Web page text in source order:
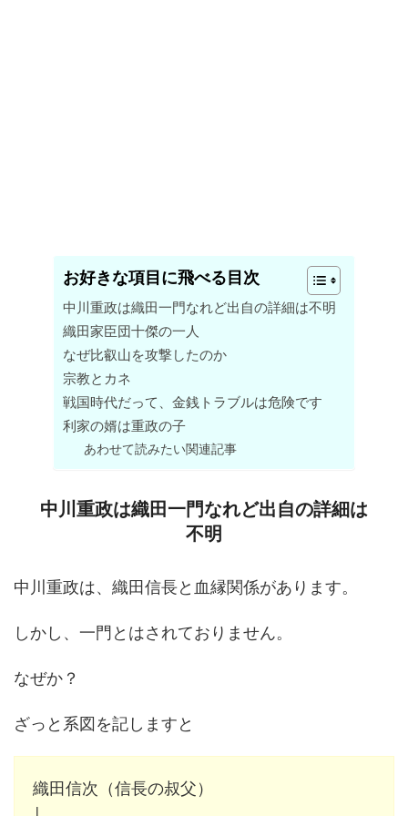
お好きな項目に飛べる目次
中川重政は織田一門なれど出自の詳細は不明
織田家臣団十傑の一人
なぜ比叡山を攻撃したのか
宗教とカネ
戦国時代だって、金銭トラブルは危険です
利家の婿は重政の子
あわせて読みたい関連記事
中川重政は織田一門なれど出自の詳細は
不明
中川重政は、織田信長と血縁関係があります。
しかし、一門とはされておりません。
なぜか？
ざっと系図を記しますと
織田信次（信長の叔父）